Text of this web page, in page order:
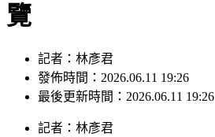
覽
記者：林彥君
發佈時間：2026.06.11 19:26
最後更新時間：2026.06.11 19:26
記者 ： 林彥君